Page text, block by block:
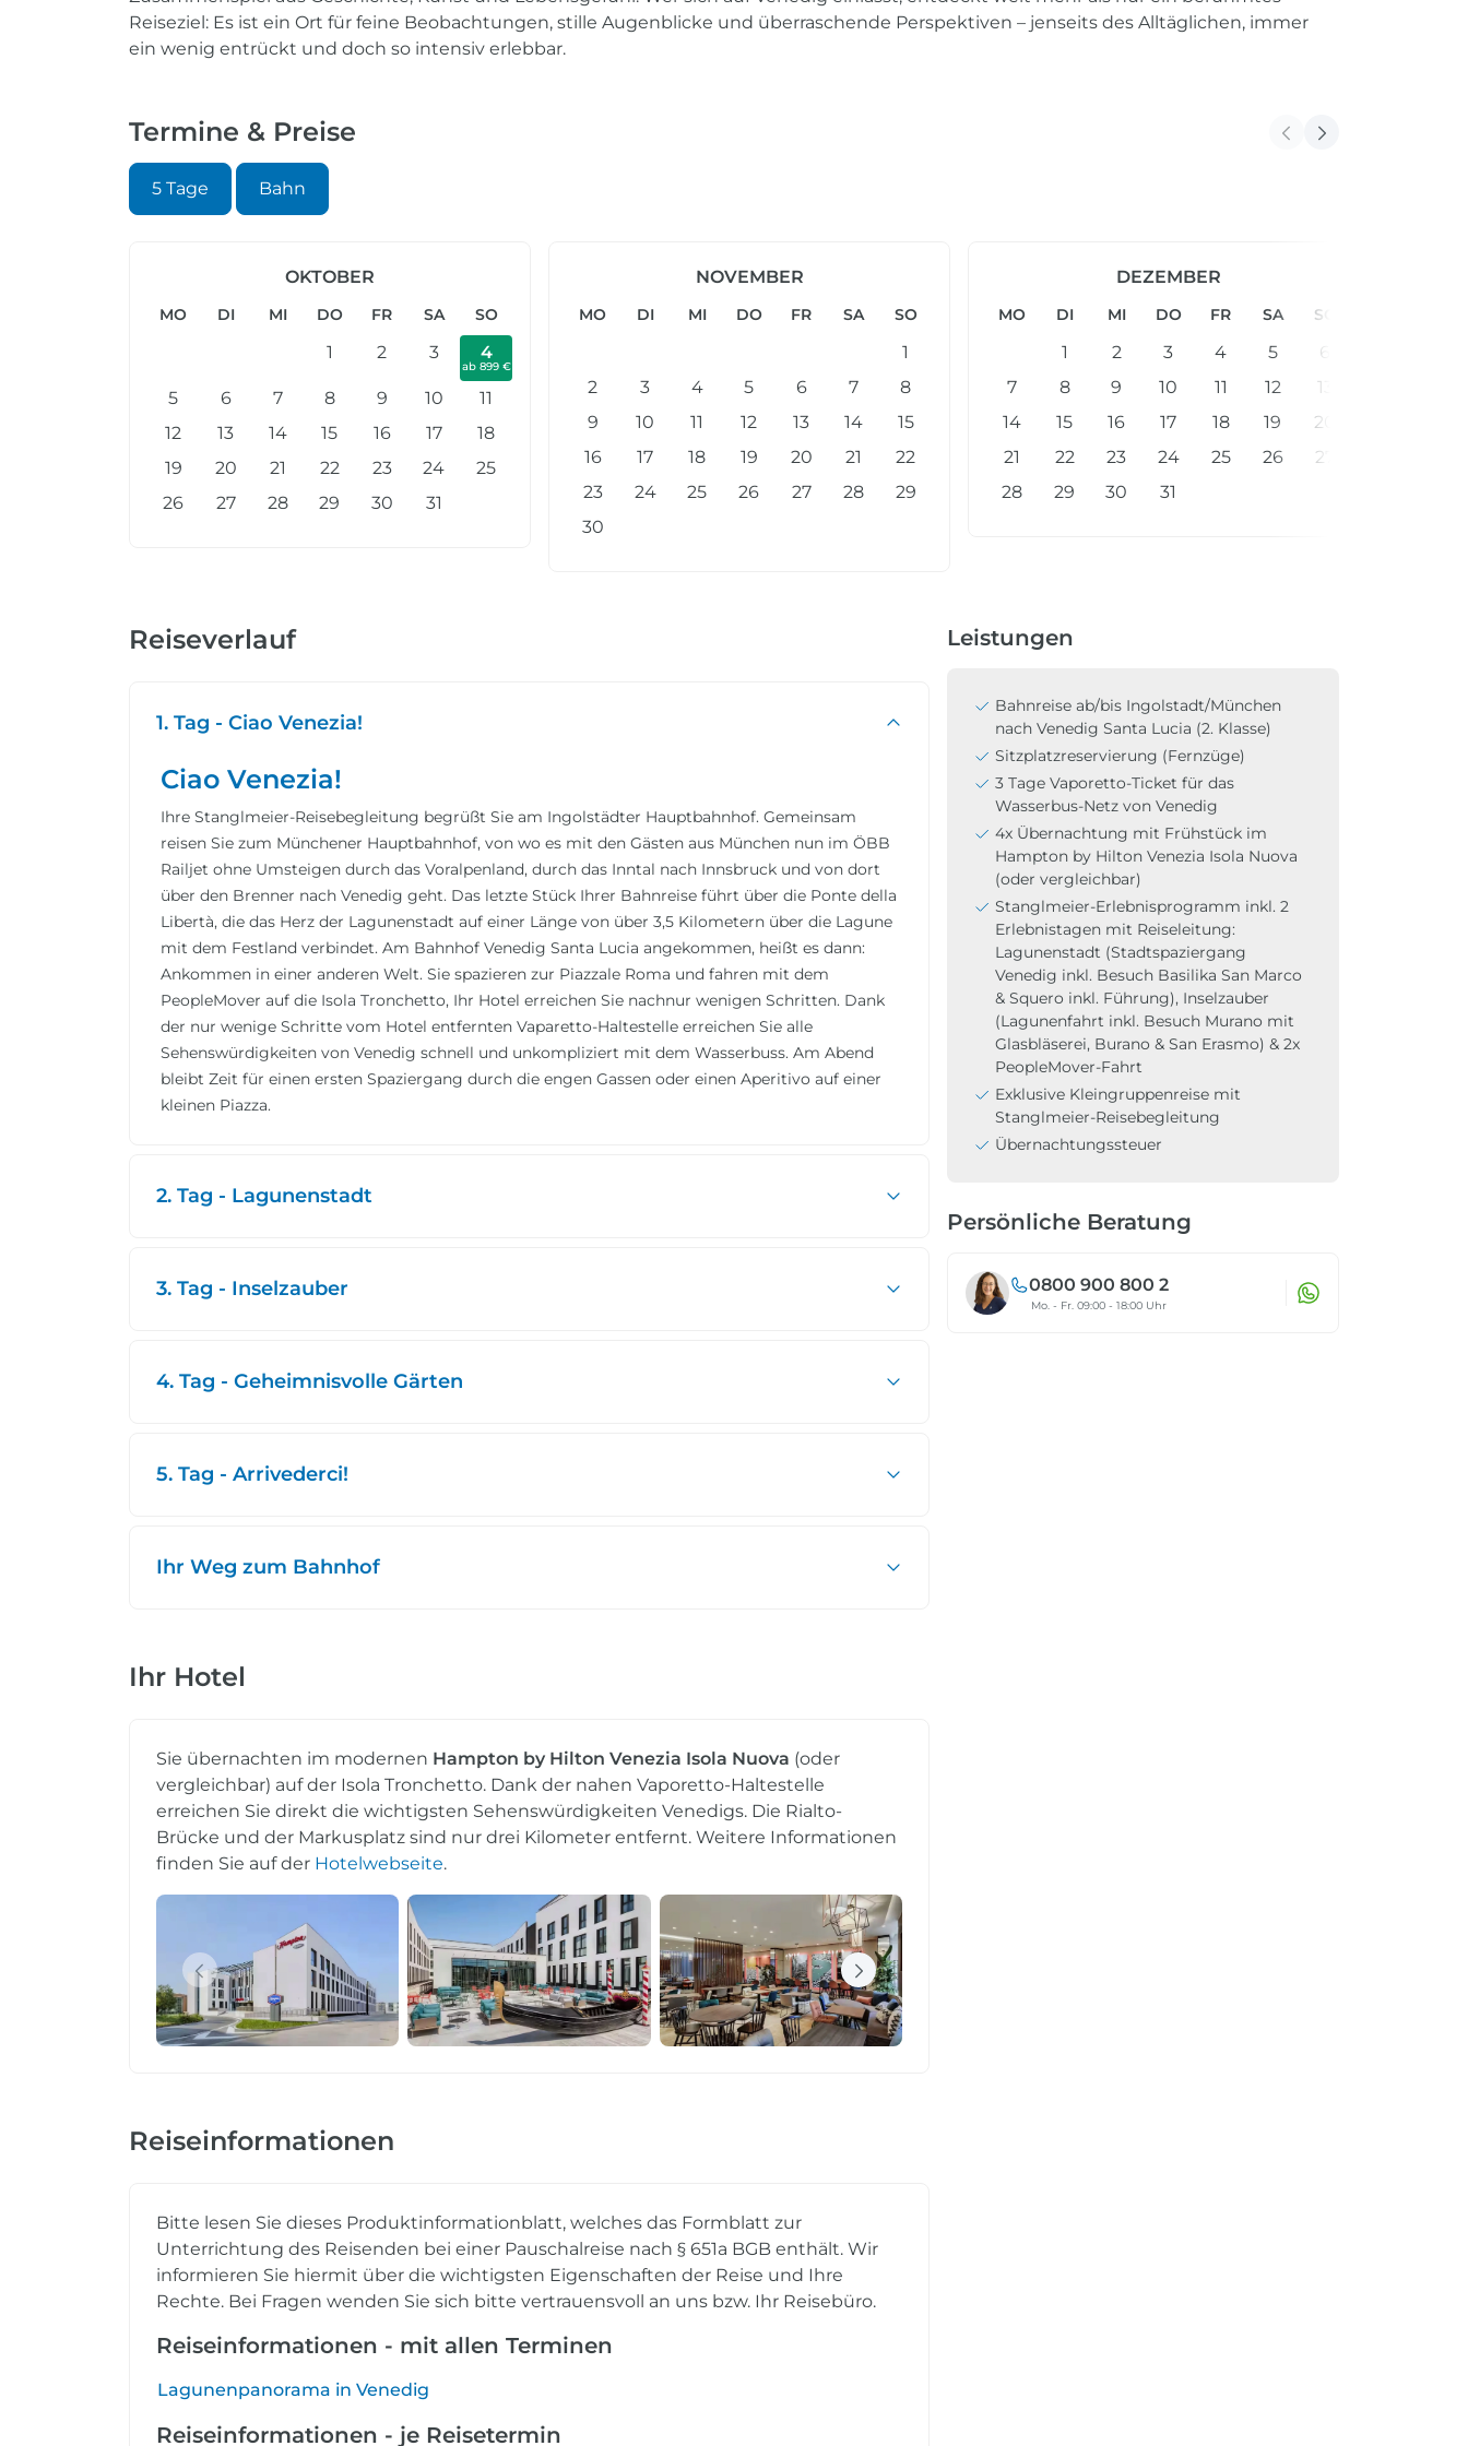
Reiseziel: Es ist ein Ort für feine Beobachtungen, stille Augenblicke und überraschende Perspektiven – jenseits des Alltäglichen, immer
ein wenig entrückt und doch so intensiv erlebbar.
Termine & Preise
5 Tage Bahn
OKTOBER
MO DI MI DO FR SA SO
1 2 3 4
ab 899 €
5 6 7 8 9 10
11
12
13 14 15 16 17
18
19
20 21 22 23 24
25
26
27 28 29 30 31
NOVEMBER
MO DI MI DO FR SA SO
1
2
3 4 5 6 7
8
9
10 11 12 13 14
15
16
17 18 19 20 21
22
23
24 25 26 27 28
29
30
DEZEMBER
MO DI MI DO FR SA SO
1 2 3 4 5
6
7
8 9 10 11 12
13
14
15 16 17 18 19
20
21
22 23 24 25 26
27
28
29 30 31
Reiseverlauf
1. Tag - Ciao Venezia!
Ciao Venezia!
Ihre Stanglmeier-Reisebegleitung begrüßt Sie am Ingolstädter Hauptbahnhof. Gemeinsam
reisen Sie zum Münchener Hauptbahnhof, von wo es mit den Gästen aus München nun im ÖBB
Railjet ohne Umsteigen durch das Voralpenland, durch das Inntal nach Innsbruck und von dort
über den Brenner nach Venedig geht. Das letzte Stück Ihrer Bahnreise führt über die Ponte della
Libertà, die das Herz der Lagunenstadt auf einer Länge von über 3,5 Kilometern über die Lagune
mit dem Festland verbindet. Am Bahnhof Venedig Santa Lucia angekommen, heißt es dann:
Ankommen in einer anderen Welt. Sie spazieren zur Piazzale Roma und fahren mit dem
PeopleMover auf die Isola Tronchetto, Ihr Hotel erreichen Sie nachnur wenigen Schritten. Dank
der nur wenige Schritte vom Hotel entfernten Vaparetto-Haltestelle erreichen Sie alle
Sehenswürdigkeiten von Venedig schnell und unkompliziert mit dem Wasserbuss. Am Abend
bleibt Zeit für einen ersten Spaziergang durch die engen Gassen oder einen Aperitivo auf einer
kleinen Piazza.
2. Tag - Lagunenstadt
3. Tag - Inselzauber
4. Tag - Geheimnisvolle Gärten
5. Tag - Arrivederci!
Ihr Weg zum Bahnhof
Ihr Hotel
Sie übernachten im modernen Hampton by Hilton Venezia Isola Nuova (oder
vergleichbar) auf der Isola Tronchetto. Dank der nahen Vaporetto-Haltestelle
erreichen Sie direkt die wichtigsten Sehenswürdigkeiten Venedigs. Die Rialto-
Brücke und der Markusplatz sind nur drei Kilometer entfernt. Weitere Informationen
finden Sie auf der Hotelwebseite.
Reiseinformationen
Bitte lesen Sie dieses Produktinformationblatt, welches das Formblatt zur
Unterrichtung des Reisenden bei einer Pauschalreise nach § 651a BGB enthält. Wir
informieren Sie hiermit über die wichtigsten Eigenschaften der Reise und Ihre
Rechte. Bei Fragen wenden Sie sich bitte vertrauensvoll an uns bzw. Ihr Reisebüro.
Reiseinformationen - mit allen Terminen
Lagunenpanorama in Venedig
Reiseinformationen - je Reisetermin
Leistungen
Bahnreise ab/bis Ingolstadt/München
nach Venedig Santa Lucia (2. Klasse)
Sitzplatzreservierung (Fernzüge)
3 Tage Vaporetto-Ticket für das
Wasserbus-Netz von Venedig
4x Übernachtung mit Frühstück im
Hampton by Hilton Venezia Isola Nuova
(oder vergleichbar)
Stanglmeier-Erlebnisprogramm inkl. 2
Erlebnistagen mit Reiseleitung:
Lagunenstadt (Stadtspaziergang
Venedig inkl. Besuch Basilika San Marco
& Squero inkl. Führung), Inselzauber
(Lagunenfahrt inkl. Besuch Murano mit
Glasbläserei, Burano & San Erasmo) & 2x
PeopleMover-Fahrt
Exklusive Kleingruppenreise mit
Stanglmeier-Reisebegleitung
Übernachtungssteuer
Persönliche Beratung
0800 900 800 2
Mo. - Fr. 09:00 - 18:00 Uhr